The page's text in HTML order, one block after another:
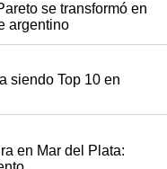
se transformó en
argentino
siendo Top 10 en
en Mar del Plata: